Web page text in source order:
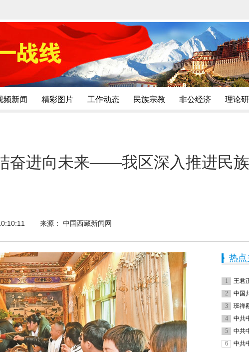
频新闻 精彩图片 工作动态 民族宗教 非公经济 理论
奋进向未来——我区深入推进民
来源： 中国西藏新闻网
热点
1
王君
2
中国
3
班禅
4
中共
5
中共
6
中共